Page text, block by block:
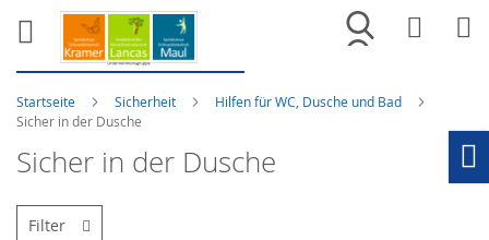
Merkliste
Startseite Sicherheit
Hilfen für WC, Dusche und Bad
Sicher in der Dusche
Sicher in der Dusche
Filter